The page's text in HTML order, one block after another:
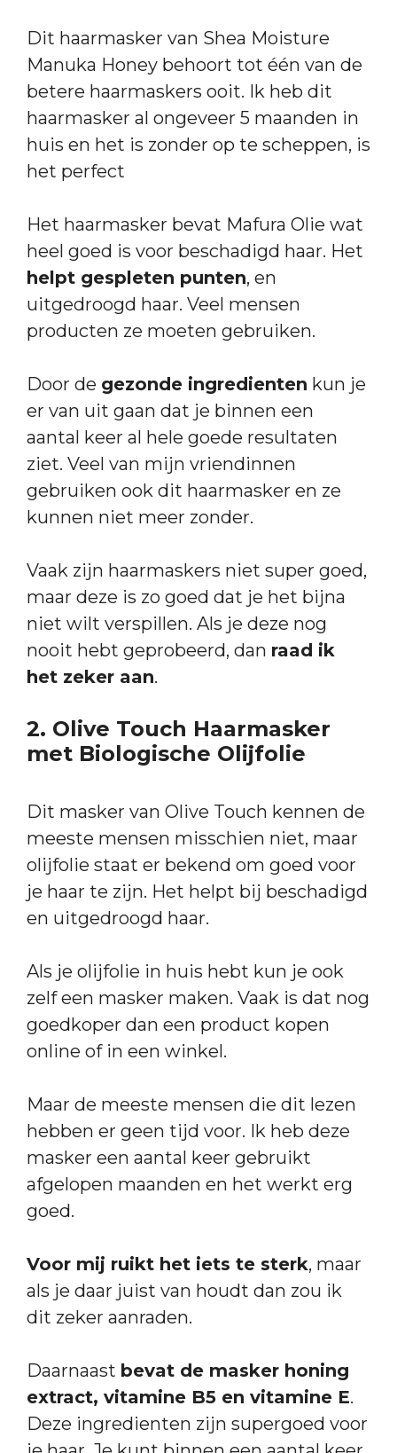
Dit haarmasker van Shea Moisture
Manuka Honey behoort tot één van de
betere haarmaskers ooit. Ik heb dit
haarmasker al ongeveer 5 maanden in
huis en het is zonder op te scheppen, is
het perfect
Het haarmasker bevat Mafura Olie wat
heel goed is voor beschadigd haar. Het
helpt gespleten punten, en
uitgedroogd haar. Veel mensen
producten ze moeten gebruiken.
Door de gezonde ingredienten kun je
er van uit gaan dat je binnen een
aantal keer al hele goede resultaten
ziet. Veel van mijn vriendinnen
gebruiken ook dit haarmasker en ze
kunnen niet meer zonder.
Vaak zijn haarmaskers niet super goed,
maar deze is zo goed dat je het bijna
niet wilt verspillen. Als je deze nog
nooit hebt geprobeerd, dan raad ik
het zeker aan.
2. Olive Touch Haarmasker
met Biologische Olijfolie
Dit masker van Olive Touch kennen de
meeste mensen misschien niet, maar
olijfolie staat er bekend om goed voor
je haar te zijn. Het helpt bij beschadigd
en uitgedroogd haar.
Als je olijfolie in huis hebt kun je ook
zelf een masker maken. Vaak is dat nog
goedkoper dan een product kopen
online of in een winkel.
Maar de meeste mensen die dit lezen
hebben er geen tijd voor. Ik heb deze
masker een aantal keer gebruikt
afgelopen maanden en het werkt erg
goed.
Voor mij ruikt het iets te sterk, maar
als je daar juist van houdt dan zou ik
dit zeker aanraden.
Daarnaast bevat de masker honing
extract, vitamine B5 en vitamine E.
Deze ingredienten zijn supergoed voor